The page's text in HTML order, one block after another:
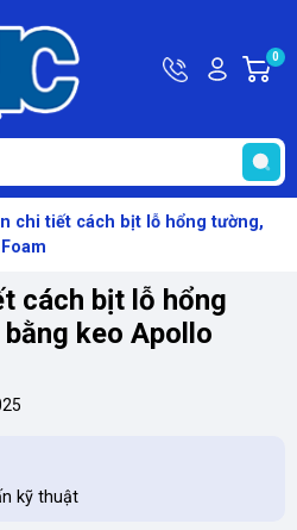
Hotline
0363
616
Tài
khoản
Khách
0
chi tiết cách bịt lỗ hổng tường,
cách bịt lỗ hổng
keo Apollo
kỹ thuật